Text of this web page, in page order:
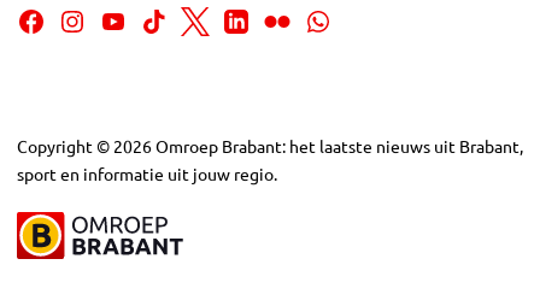
Copyright © 2026Omroep Brabant: het laatste nieuws uit Brabant,
sport en informatie uit jouw regio.